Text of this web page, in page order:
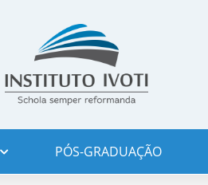
PÓS-GRADUAÇÃO